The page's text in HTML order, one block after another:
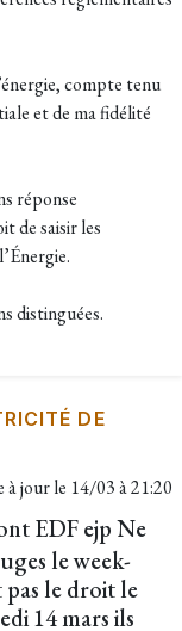
compte tenu
et de ma fidélité
réponse
de saisir les
distinguées.
DE
à jour le 14/03 à 21:20
EDF ejp Ne
le week-
pas le droit le
14 mars ils